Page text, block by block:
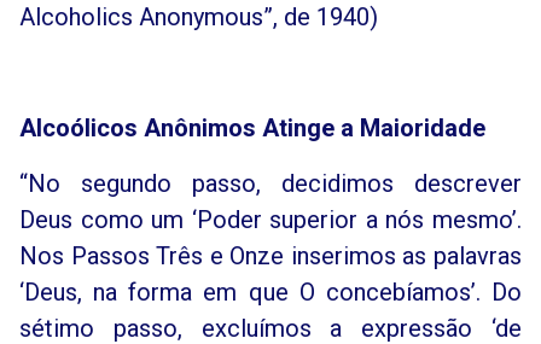
Alcoholics Anonymous”, de 1940)
Alcoólicos Anônimos Atinge a Maioridade
“No segundo passo, decidimos descrever
Deus como um ‘Poder superior a nós mesmo’.
Nos Passos Três e Onze inserimos as palavras
‘Deus, na forma em que O concebíamos’. Do
sétimo passo, excluímos a expressão ‘de